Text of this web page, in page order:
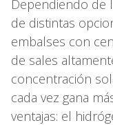
Dependiendo de
de distintas
embalses con
de sales
concentración
cada vez gana
ventajas: el